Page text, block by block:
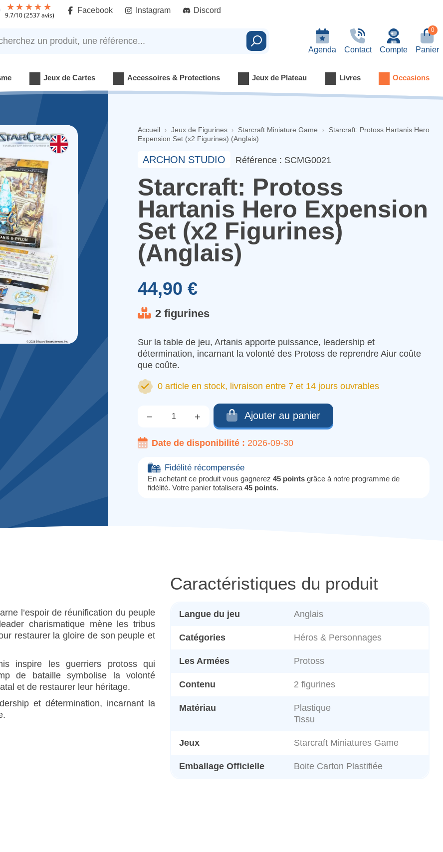
9.7 (2537 avis)
Facebook Instagram Discord
Agenda Contact
un produit, une référence...
Rechercher Compte
0
Panier
Jeux de Cartes Accessoires & Protections Jeux de Plateau Livres Occasions
Accueil Jeux de Figurines Starcraft Miniature Game
Starcraft: Protoss Hartanis Hero
Expension Set (x2 Figurines) (Anglais)
ARCHON STUDIO Référence : SCMG0021
Starcraft: Protoss
Hartanis Hero Expension
Set (x2 Figurines)
(Anglais)
44,90 €
2 figurines
Sur la table de jeu, Artanis apporte puissance, leadership et
détermination, incarnant la volonté des Protoss de reprendre Aiur coûte
que coûte.
0 article en stock, livraison entre 7 et 14 jours ouvrables
− + Ajouter au panier
Date de disponibilité : 2026-09-30
Fidélité récompensée
En achetant ce produit vous gagnerez 45 points grâce à notre programme de
fidélité. Votre panier totalisera 45 points.
l’espoir de réunification du peuple
charismatique mène les tribus
restaurer la gloire de son peuple et
inspire les guerriers protoss qui
de bataille symbolise la volonté
et de restaurer leur héritage.
et détermination, incarnant la
Caractéristiques du produit
Langue du jeu Anglais
Catégories Héros & Personnages
Les Armées Protoss
Contenu 2 figurines
Matériau
Plastique
Tissu
Jeux Starcraft Miniatures Game
Emballage Officielle Boite Carton Plastifiée